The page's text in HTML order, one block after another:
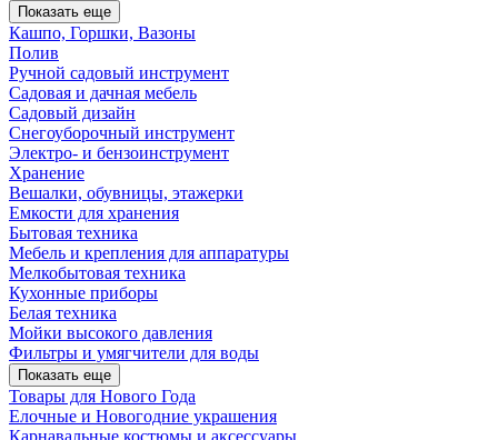
Показать еще
Кашпо, Горшки, Вазоны
Полив
Ручной садовый инструмент
Садовая и дачная мебель
Садовый дизайн
Снегоуборочный инструмент
Электро- и бензоинструмент
Хранение
Вешалки, обувницы, этажерки
Емкости для хранения
Бытовая техника
Мебель и крепления для аппаратуры
Мелкобытовая техника
Кухонные приборы
Белая техника
Мойки высокого давления
Фильтры и умягчители для воды
Показать еще
Товары для Нового Года
Елочные и Новогодние украшения
Карнавальные костюмы и аксессуары